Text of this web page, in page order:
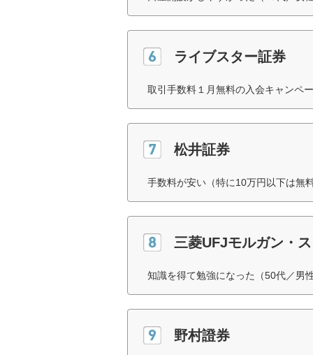
ライブスター証券
取引手数料１月無料の入会キャンペ
松井証券
手数料が安い（特に10万円以下は無
三菱UFJモルガン・
知識を得て勉強になった（50代／男
野村證券